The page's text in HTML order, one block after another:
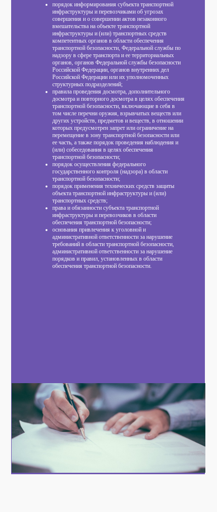
порядок информирования субъекта транспортной
инфраструктуры и перевозчиками об угрозах
совершения и о совершении актов незаконного
вмешательства на объекте транспортной
инфраструктуры и (или) транспортных средств
компетентных органов в области обеспечения
транспортной безопасности, Федеральной службы по
надзору в сфере транспорта и ее территориальных
органов, органов Федеральной службы безопасности
Российской Федерации, органов внутренних дел
Российской Федерации или их уполномоченных
структурных подразделений;
правила проведения досмотра, дополнительного
досмотра и повторного досмотра в целях обеспечения
транспортной безопасности, включающие в себя в
том числе перечни оружия, взрывчатых веществ или
других устройств, предметов и веществ, в отношении
которых предусмотрен запрет или ограничение на
перемещение в зону транспортной безопасности или
ее часть, а также порядок проведения наблюдения и
(или) собеседования в целях обеспечения
транспортной безопасности;
порядок осуществления федерального
государственного контроля (надзора) в области
транспортной безопасности;
порядок применения технических средств защиты
объекта транспортной инфраструктуры и (или)
транспортных средств;
права и обязанности субъекта транспортной
инфраструктуры и перевозчиков в области
обеспечения транспортной безопасности;
основания привлечения к уголовной и
административной ответственности за нарушение
требований в области транспортной безопасности,
административной ответственности за нарушение
порядков и правил, установленных в области
обеспечения транспортной безопасности.